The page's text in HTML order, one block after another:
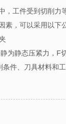
，工件受到切削力
素，可以采用以下
静为静态压紧力， F
条件、刀具材料和